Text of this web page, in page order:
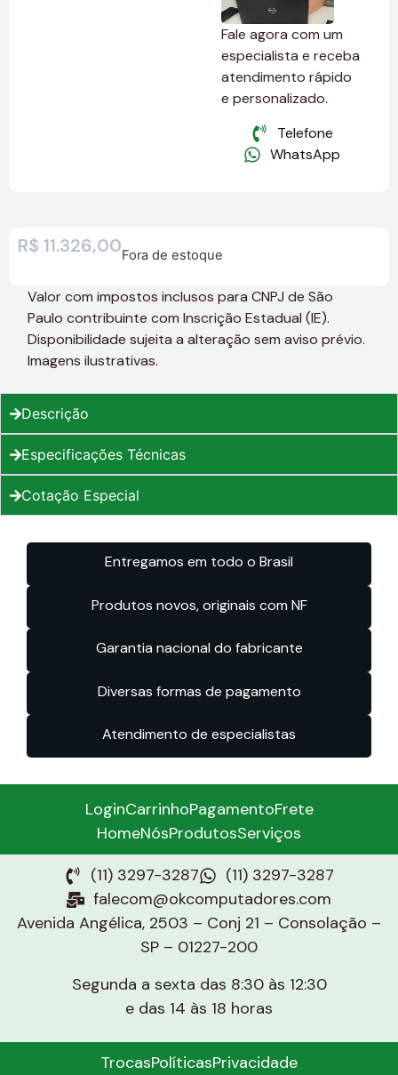
Fale agora com um
especialista e receba
atendimento rápido
e personalizado.
Telefone
WhatsApp
R$ 11.326,00Fora de estoque
Valor com impostos inclusos para CNPJ de São
Paulo contribuinte com Inscrição Estadual (IE).
Disponibilidade sujeita a alteração sem aviso prévio.
Imagens ilustrativas.
Descrição
Especificações Técnicas
Cotação Especial
Entregamos em todo o Brasil
Produtos novos, originais com NF
Garantia nacional do fabricante
Diversas formas de pagamento
Atendimento de especialistas
LoginCarrinhoPagamentoFrete
HomeNósProdutosServiços
(11) 3297-3287
(11) 3297-3287
falecom@okcomputadores.com
Avenida Angélica, 2503 – Conj 21 – Consolação –
SP – 01227-200
Segunda a sexta das 8:30 às 12:30
e das 14 às 18 horas
TrocasPolíticasPrivacidade